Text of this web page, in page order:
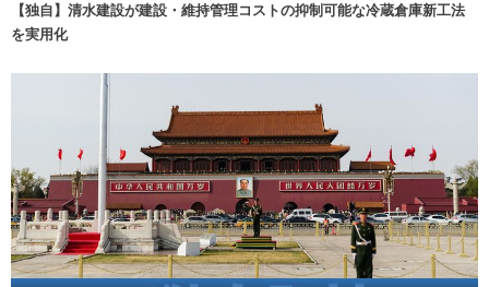
【独自】清水建設が建設・維持管理コストの抑制可能な冷蔵倉庫新工法
を実用化